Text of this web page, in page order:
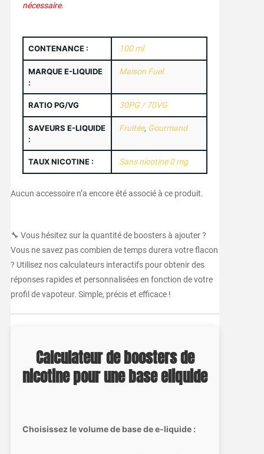
nécessaire.
CONTENANCE : 100 ml
MARQUE E-LIQUIDE
:
Maison Fuel
RATIO PG/VG 30PG / 70VG
SAVEURS E-LIQUIDE
:
Fruitée, Gourmand
TAUX NICOTINE : Sans nicotine 0 mg
Aucun accessoire n’a encore été associé à ce produit.
🔧 Vous hésitez sur la quantité de boosters à ajouter ?
Vous ne savez pas combien de temps durera votre flacon
? Utilisez nos calculateurs interactifs pour obtenir des
réponses rapides et personnalisées en fonction de votre
profil de vapoteur. Simple, précis et efficace !
Calculateur de boosters de
nicotine pour une base eliquide
Choisissez le volume de base de e-liquide :